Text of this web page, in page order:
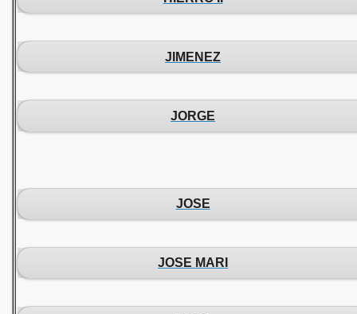
JIMENEZ
JORGE
JOSE
JOSE MARI